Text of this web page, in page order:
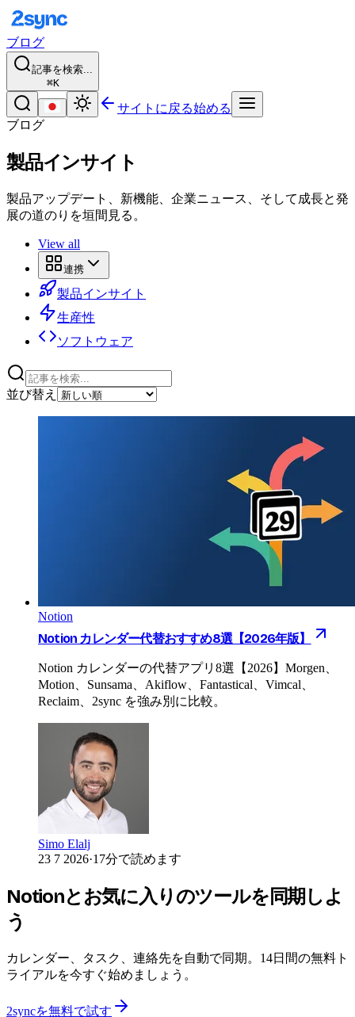
ブログ
記事を検索...
⌘K
サイトに戻る始める
ブログ
製品インサイト
製品アップデート、新機能、企業ニュース、そして成長と発
展の道のりを垣間見る。
View all
連携
製品インサイト
生産性
ソフトウェア
並び替え
Notion
Notion カレンダー代替おすすめ8選【2026年版】
Notion カレンダーの代替アプリ8選【2026】Morgen、
Motion、Sunsama、Akiflow、Fantastical、Vimcal、
Reclaim、2sync を強み別に比較。
Simo Elalj
23 7 2026·17分で読めます
Notionとお気に入りのツールを同期しよ
う
カレンダー、タスク、連絡先を自動で同期。14日間の無料ト
ライアルを今すぐ始めましょう。
2syncを無料で試す